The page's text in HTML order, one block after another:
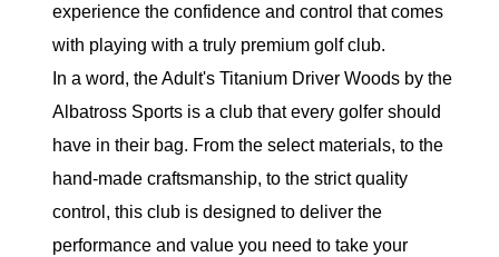
experience the confidence and control that comes
with playing with a truly premium golf club.
In a word, the Adult's Titanium Driver Woods by the
Albatross Sports is a club that every golfer should
have in their bag. From the select materials, to the
hand-made craftsmanship, to the strict quality
control, this club is designed to deliver the
performance and value you need to take your